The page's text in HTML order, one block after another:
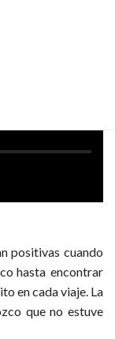
positivas cuando
hasta encontrar
en cada viaje. La
que no estuve